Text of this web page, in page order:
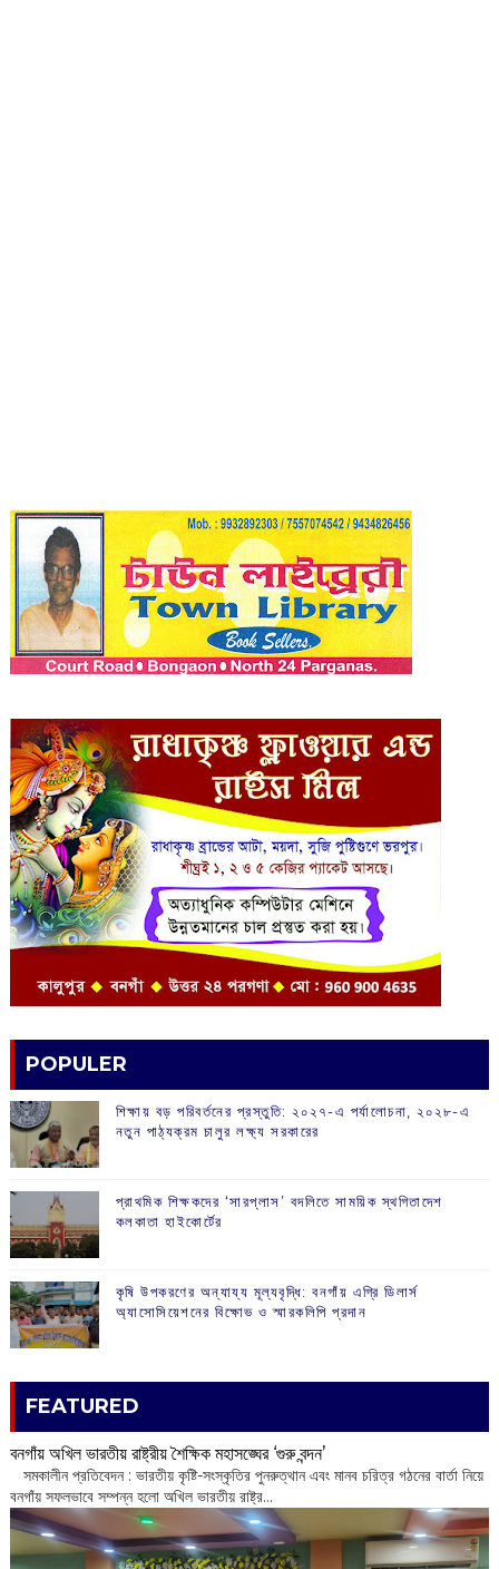
POPULER
শিক্ষায় বড় পরিবর্তনের প্রস্তুতি: ২০২৭-এ পর্যালোচনা, ২০২৮-এ
নতুন পাঠ্যক্রম চালুর লক্ষ্য সরকারের
প্রাথমিক শিক্ষকদের ‘সারপ্লাস’ বদলিতে সাময়িক স্থগিতাদেশ
কলকাতা হাইকোর্টের
কৃষি উপকরণের অন্যায্য মূল্যবৃদ্ধি: বনগাঁয় এগ্রি ডিলার্স
অ্যাসোসিয়েশনের বিক্ষোভ ও স্মারকলিপি প্রদান
FEATURED
বনগাঁয় অখিল ভারতীয় রাষ্ট্রীয় শৈক্ষিক মহাসঙ্ঘের ‘গুরু বন্দন’
​ সমকালীন প্রতিবেদন : ভারতীয় কৃষ্টি-সংস্কৃতির পুনরুত্থান এবং মানব চরিত্র গঠনের বার্তা নিয়ে
বনগাঁয় সফলভাবে সম্পন্ন হলো অখিল ভারতীয় রাষ্ট্র...